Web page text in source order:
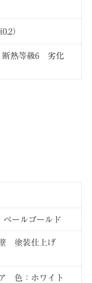
）
断熱等級6 劣化
ールゴールド
塗装仕上げ
色：ホワイト